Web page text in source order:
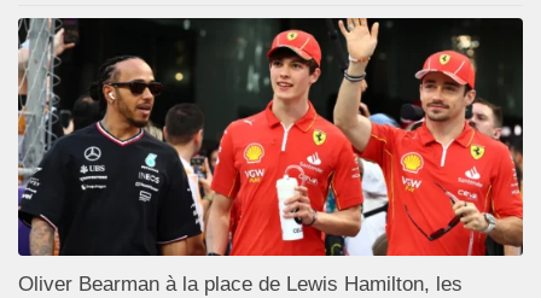
Oliver Bearman à la place de Lewis Hamilton, les